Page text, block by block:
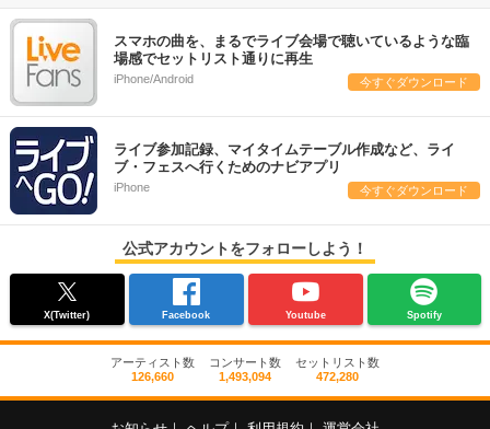
スマホの曲を、まるでライブ会場で聴いているような臨
場感でセットリスト通りに再生
iPhone/Android 今すぐダウンロード
ライブ参加記録、マイタイムテーブル作成など、ライ
ブ・フェスへ行くためのナビアプリ
iPhone 今すぐダウンロード
公式アカウントをフォローしよう！
X(Twitter) Facebook Youtube Spotify
アーティスト数
126,660
コンサート数
1,493,094
セットリスト数
472,280